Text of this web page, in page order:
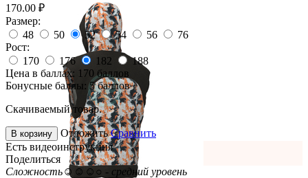
170.00 ₽
Размер:
48
50 52 54 56
76
Рост:
170
176 182
188
Цена в баллах: 170 баллов
Бонусные баллы: 5 баллов
Скачиваемый товар.
В корзину Отложить Сравнить
Есть видеоинструкция
Поделиться
Сложность☺☺☺○ - средний уровень